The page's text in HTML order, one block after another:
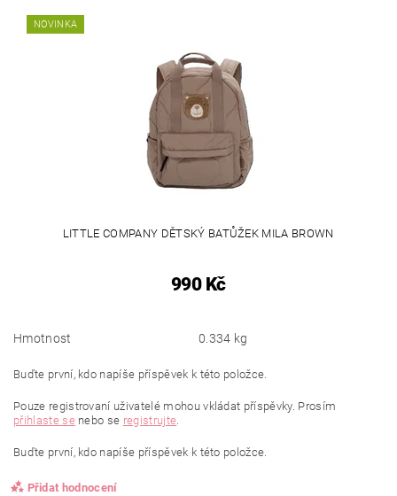
NOVINKA
LITTLE COMPANY DĚTSKÝ BATŮŽEK MILA BROWN
990 Kč
Hmotnost 0.334 kg
Buďte první, kdo napíše příspěvek k této položce.
Pouze registrovaní uživatelé mohou vkládat příspěvky. Prosím
přihlaste senebo se registrujte
Buďte první, kdo napíše příspěvek k této položce.
Přidat hodnocení